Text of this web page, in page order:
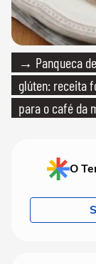
→ Panqueca
glúten: receita
para o café da
O